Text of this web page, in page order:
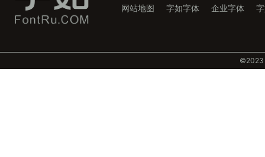
网站地图
字如字体 企业字体
©️2023